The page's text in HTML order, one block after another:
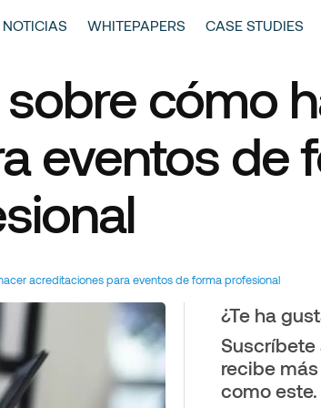
Higher
NOTICIAS WHITEPAPERS CASE STUDIES
cómo
eventos de
acreditaciones para eventos de forma profesional
¿Te ha
Suscríbete
recibe
como este.